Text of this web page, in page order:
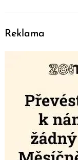
Reklama